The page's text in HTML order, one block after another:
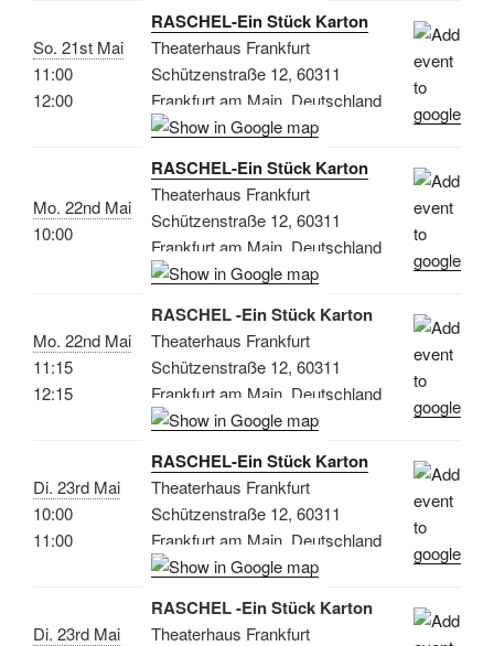
So. 21st Mai
11:00
12:00
RASCHEL-Ein Stück Karton
Theaterhaus Frankfurt
Schützenstraße 12, 60311
Frankfurt am Main, Deutschland
Mo. 22nd Mai
10:00
RASCHEL-Ein Stück Karton
Theaterhaus Frankfurt
Schützenstraße 12, 60311
Frankfurt am Main, Deutschland
Mo. 22nd Mai
11:15
12:15
RASCHEL -Ein Stück Karton
Theaterhaus Frankfurt
Schützenstraße 12, 60311
Frankfurt am Main, Deutschland
Di. 23rd Mai
10:00
11:00
RASCHEL-Ein Stück Karton
Theaterhaus Frankfurt
Schützenstraße 12, 60311
Frankfurt am Main, Deutschland
Di. 23rd Mai
RASCHEL -Ein Stück Karton
Theaterhaus Frankfurt